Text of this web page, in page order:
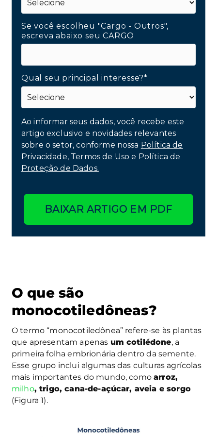
Se você escolheu "Cargo - Outros",
escreva abaixo seu CARGO
Qual seu principal interesse?*
Ao informar seus dados, você recebe este
artigo exclusivo e novidades relevantes
sobre o setor, conforme nossa Política de
Privacidade, Termos de Uso e Política de
Proteção de Dados.
BAIXAR ARTIGO EM PDF
O que são
monocotiledôneas?
O termo “monocotiledônea” refere-se às plantas
que apresentam apenas um cotilédone, a
primeira folha embrionária dentro da semente.
Esse grupo inclui algumas das culturas agrícolas
mais importantes do mundo, comoarroz,
milho, trigo, cana-de-açúcar, aveia e sorgo
(Figura 1).